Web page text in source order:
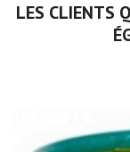
LES CLIENTS